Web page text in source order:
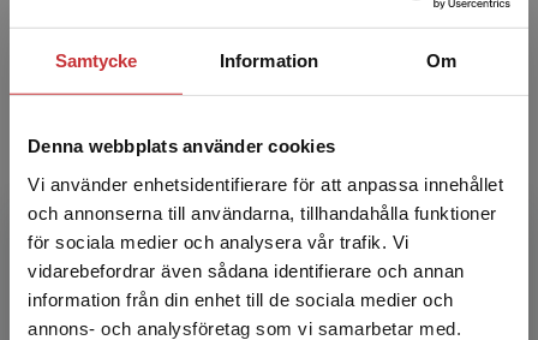
Samtycke Information Om
Denna webbplats använder cookies
Vi använder enhetsidentifierare för att anpassa innehållet
och annonserna till användarna, tillhandahålla funktioner
för sociala medier och analysera vår trafik. Vi
vidarebefordrar även sådana identifierare och annan
information från din enhet till de sociala medier och
annons- och analysföretag som vi samarbetar med.
Begränsad fraktregion
Bilder
Leverans
Kringfiler
Filnamn
Allmänna villkor
Bildens färgmängd överstiger 300 %
Färgmängd över 300 % kan leda till smetning i tryck. Du
Bitmappsbilden är lågupplöst
Bitmappsbildens effektiva upplösning är lägre än 600 ppi
– bör vara minst 800 ppi och gärna 1200 eller 2400 ppi.
Ändra bildens storlek så att den effektiva upplösningen
hamnar över 800 ppi.